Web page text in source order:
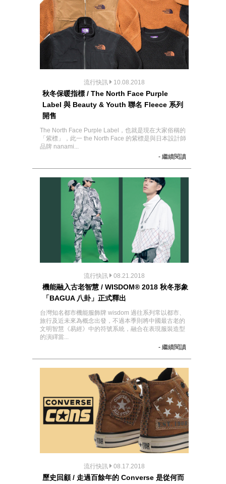
流行快訊 10.08.2018
秋冬保暖指標 / The North Face Purple
Label 與 Beauty & Youth 聯名 Fleece 系列
開售
The North Face Purple Label，也就是現在大家俗稱的
「紫標」，此一 the North Face 的紫標是與日本設計師
品牌 nanami...
- 繼續閱讀
流行快訊 08.21.2018
機能融入古老智慧 / WISDOM® 2018 秋冬形象
「BAGUA 八卦」正式釋出
台灣知名都市機能服飾牌 wisdom 過往系列常以都市、
旅行及近未來為概念出發，不過本季則將中國最古老的
文明智慧《易經》中的符號系統，融合在表現服裝造型
的演繹當...
- 繼續閱讀
流行快訊 08.17.2018
歷史回顧 / 走過百餘年的 Converse 是從何而